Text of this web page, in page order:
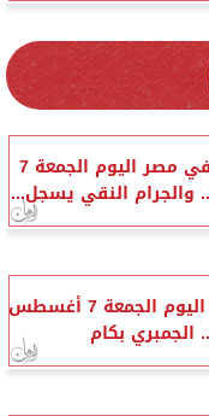
أسعار الفضة في مصر اليوم الجمعة 7
أسعار الأسماك اليوم الجمعة 7 أغسطس